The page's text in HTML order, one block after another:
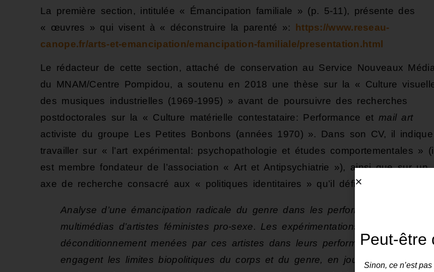
La première section, intitulée « Émancipation familiale » (p. 5-11), présente des
« œuvres » qui visent à « déconstruire la parenté »: https://www.reseau-
canope.fr/arts-et-emancipation/emancipation-familiale/presentation.html
Le rédacteur de cette section, attaché de conservation au Service Nouveaux
du MNAM/Centre Pompidou, a soutenu en 2018 une thèse sur la « Culture
des musiques industrielles (1969-1995) » avant de poursuivre des recherches
postdoctorales sur la « Culture matérielle contestataire: Performance et mail art
activiste du groupe Les Petites Bonbons (années 1970) ». Dans son CV, il indique
travailler sur « l’art expérimental: psychopathologie et études comportementales » (il
est membre fondateur de l’association « Art et Antipsychiatrie »), ainsi que sur un
axe de recherche consacré aux « politiques identitaires » qu’il définit ainsi:
Analyse d’une émancipation radicale du genre dans les performances
multimédias d’artistes féministes pro-sexe. Les expérimentations de
déconditionnement menées par ces artistes dans leurs performances
engagent les limites biopolitiques du corps et du genre, en jouant sur les
Peut-être
Sinon, ce n’est